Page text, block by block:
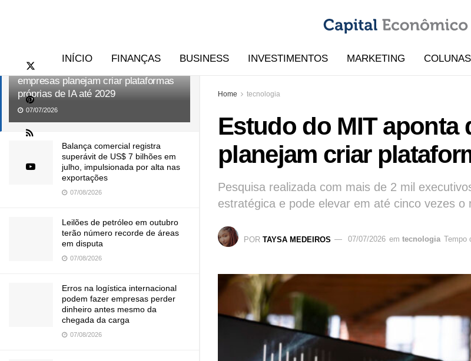
Estudo do MIT aponta que 95% das
empresas planejam criar plataformas
próprias de IA até 2029
07/07/2026
Balança comercial registra
superávit de US$ 7 bilhões em
julho, impulsionada por alta nas
exportações
07/08/2026
Leilões de petróleo em outubro
terão número recorde de áreas
em disputa
07/08/2026
Erros na logística internacional
podem fazer empresas perder
dinheiro antes mesmo da
chegada da carga
07/08/2026
INÍCIO FINANÇAS BUSINESS INVESTIMENTOS MARKETING COLUNAS
Home tecnologia
Estudo do MIT aponta
planejam criar
Pesquisa realizada com mais de 2 mil
estratégica e pode elevar em até cinco vezes
POR TAYSA MEDEIROS 07/07/2026 em tecnologia Tempo